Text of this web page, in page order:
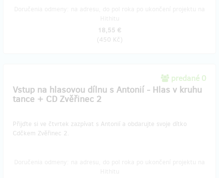
18,55 €
(450 Kč)
predané 0
Vstup na hlasovou dílnu s Antonií - Hlas v kruhu
tance + CD Zvěřinec 2
Přijďte si ve čtvrtek zazpívat s Antonií a obdarujte svoje dítko
Cdčkem Zvěřinec 2.